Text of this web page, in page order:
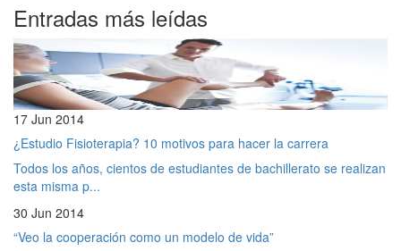
Entradas más leídas
17 Jun 2014
¿Estudio Fisioterapia? 10 motivos para hacer la carrera
Todos los años, cientos de estudiantes de bachillerato se realizan
esta misma p...
30 Jun 2014
“Veo la cooperación como un modelo de vida”